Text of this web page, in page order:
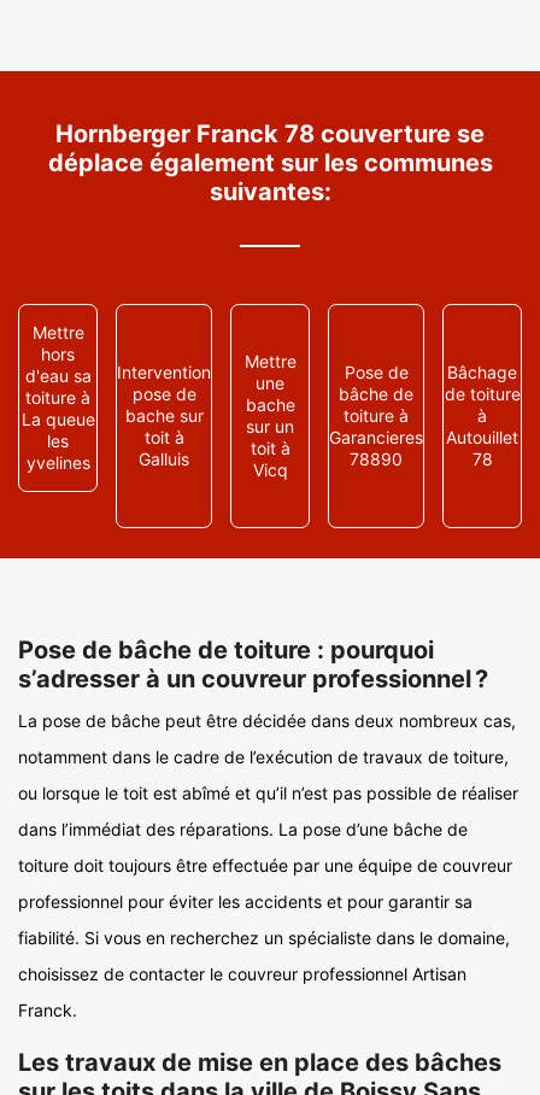
Hornberger Franck 78 couverture se
déplace également sur les communes
suivantes:
Mettre
hors
d'eau sa
toiture à
La queue
les
yvelines
Intervention
pose de
bache sur
toit à
Galluis
Mettre
une
bache
sur un
toit à
Vicq
Pose de
bâche de
toiture à
Garancieres
78890
Bâchage
de toiture
à
Autouillet
78
Pose de bâche de toiture : pourquoi
s’adresser à un couvreur professionnel ?
La pose de bâche peut être décidée dans deux nombreux cas,
notamment dans le cadre de l’exécution de travaux de toiture,
ou lorsque le toit est abîmé et qu’il n’est pas possible de réaliser
dans l’immédiat des réparations. La pose d’une bâche de
toiture doit toujours être effectuée par une équipe de couvreur
professionnel pour éviter les accidents et pour garantir sa
fiabilité. Si vous en recherchez un spécialiste dans le domaine,
choisissez de contacter le couvreur professionnel Artisan
Franck.
Les travaux de mise en place des bâches